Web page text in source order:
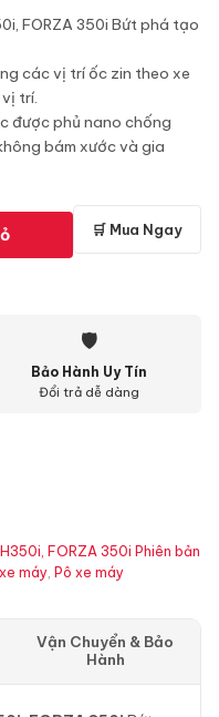
FORZA 350i Bứt phá tạo
các vị trí ốc zin theo xe
trí.
được phủ nano chống
bám xước và gia
🛒 Mua Ngay
🛡
Bảo Hành Uy Tín
Đổi trả dễ dàng
FORZA 350i Phiên bản
máy, Pô xe máy
Vận Chuyển & Bảo
Hành